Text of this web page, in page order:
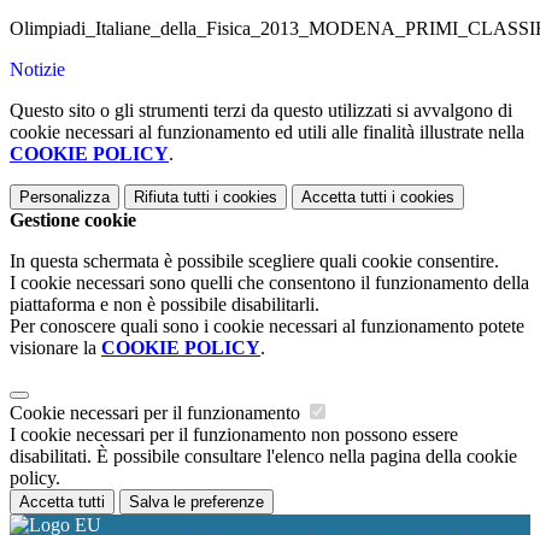
Notizie
Questo sito o gli strumenti terzi da questo utilizzati si avvalgono di
cookie necessari al funzionamento ed utili alle finalità illustrate nella
COOKIE POLICY.
Personalizza Rifiuta tutti i cookies Accetta tutti i cookies
Gestione cookie
In questa schermata è possibile scegliere quali cookie consentire.
I cookie necessari sono quelli che consentono il funzionamento della
piattaforma e non è possibile disabilitarli.
Per conoscere quali sono i cookie necessari al funzionamento potete
visionare la COOKIE POLICY.
Cookie necessari per il funzionamento
I cookie necessari per il funzionamento non possono essere
disabilitati. È possibile consultare l'elenco nella pagina della cookie
policy.
Accetta tutti Salva le preferenze